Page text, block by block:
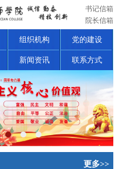
书记信箱
院长信箱
组织机构 党的建设
新闻资讯 联系方式
更多>>